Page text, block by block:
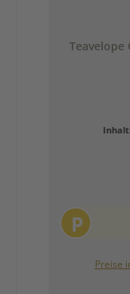
Teavelope
P
Preise